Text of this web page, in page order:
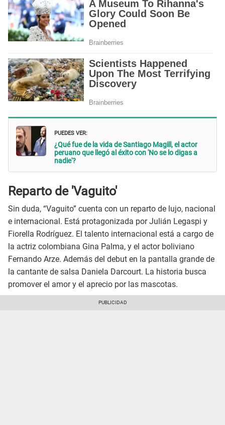
PUEDES VER:
¿Qué fue de la vida de Santiago Magill, el actor
peruano que llegó al éxito con 'No se lo digas a
nadie'?
Reparto de 'Vaguito'
Sin duda, “Vaguito” cuenta con un reparto de lujo, nacional
e internacional. Está protagonizada por Julián Legaspi y
Fiorella Rodríguez. El talento internacional está a cargo de
la actriz colombiana Gina Palma, y el actor boliviano
Fernando Arze. Además del debut en la pantalla grande de
la cantante de salsa Daniela Darcourt. La historia busca
promover el amor y el aprecio por las mascotas.